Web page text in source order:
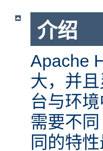
介绍
Apache
大，并
台与环
需要不
同的特